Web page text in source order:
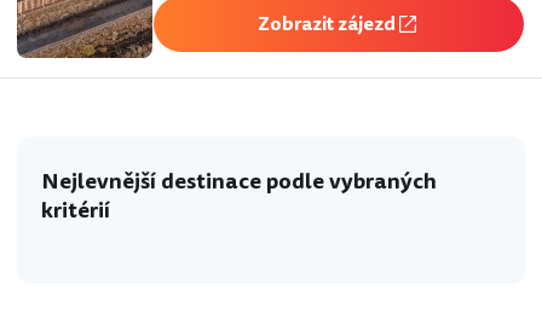
Zobrazit zájezd
Nejlevnější destinace podle vybraných
kritérií